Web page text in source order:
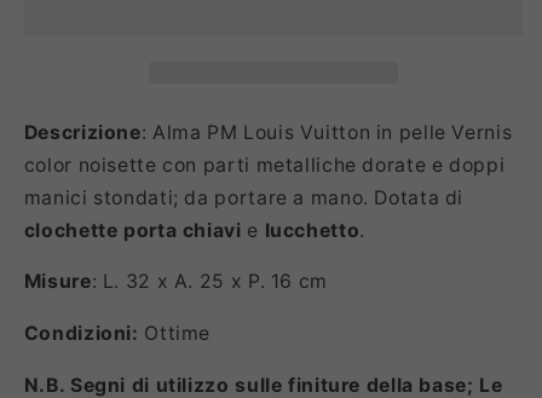
Descrizione: Alma PM Louis Vuitton in pelle Vernis
color noisette con parti metalliche dorate e doppi
manici stondati; da portare a mano. Dotata di
clochette porta chiavi e lucchetto.
Misure: L. 32 x A. 25 x P. 16 cm
Condizioni: Ottime
N.B. Segni di utilizzo sulle finiture della base; Le